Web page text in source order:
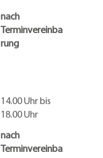
nach
Terminvereinba
rung
14.00 Uhr bis
18.00 Uhr
nach
Terminvereinba